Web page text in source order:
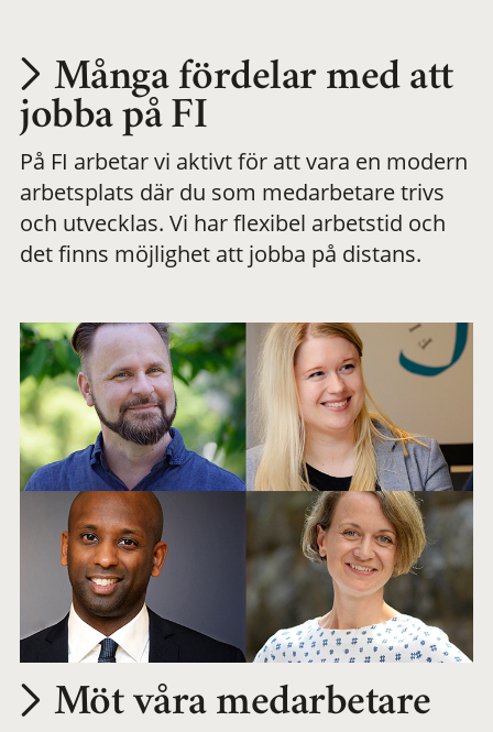
Utvecklas på en
meningsfull och
flexibel
Många fördelar med att
jobba på FI
På FI arbetar vi aktivt för att vara en modern
arbetsplats där du som medarbetare trivs
och utvecklas. Vi har flexibel arbetstid och
det finns möjlighet att jobba på distans.
Möt våra medarbetare